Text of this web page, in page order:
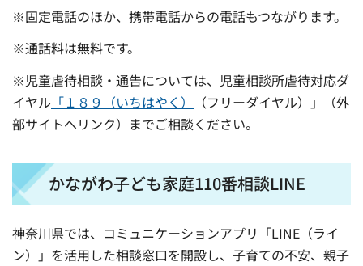
※固定電話のほか、携帯電話からの電話もつながります。
※通話料は無料です。
※児童虐待相談・通告については、児童相談所虐待対応ダ
イヤル 「１８９（いちはやく）
（フリーダイヤル）」（外
部サイトへリンク）までご相談ください。
かながわ子ども家庭110番相談LINE
神奈川県では、コミュニケーションアプリ「LINE（ライ
ン）」を活用した相談窓口を開設し、子育ての不安、親子